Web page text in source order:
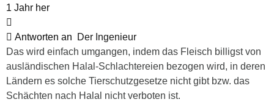
1 Jahr her
Antworten an
Der Ingenieur
Das wird einfach umgangen, indem das Fleisch billigst von
ausländischen Halal-Schlachtereien bezogen wird, in deren
Ländern es solche Tierschutzgesetze nicht gibt bzw. das
Schächten nach Halal nicht verboten ist.